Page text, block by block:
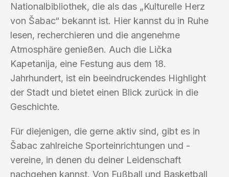
Nationalbibliothek, die als das „Kulturelle Herz
von Šabac“ bekannt ist. Hier kannst du in Ruhe
lesen, recherchieren und die angenehme
Atmosphäre genießen. Auch die Lička
Kapetanija, eine Festung aus dem 18.
Jahrhundert, ist ein beeindruckendes Highlight
der Stadt und bietet einen Blick zurück in die
Geschichte.
Für diejenigen, die gerne aktiv sind, gibt es in
Šabac zahlreiche Sporteinrichtungen und -
vereine, in denen du deiner Leidenschaft
nachgehen kannst. Von Fußball und Basketball